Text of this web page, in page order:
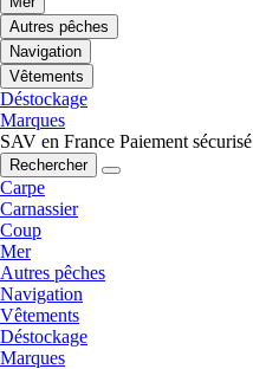
Autres pêches
Navigation
Vêtements
Déstockage
Marques
SAV en France Paiement sécurisé
Rechercher
Carpe
Carnassier
Coup
Mer
Autres pêches
Navigation
Vêtements
Déstockage
Marques